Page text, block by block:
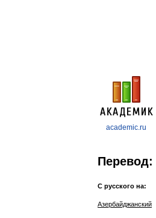
academic.ru
Перевод:
С русского на:
Азербайджанский